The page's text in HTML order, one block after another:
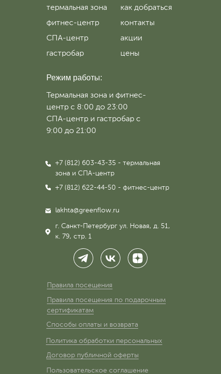
г. Санкт-Петербург ул. Новая, д. 51,
к. 79, стр. 1
lakhta@greenflow.ru
+7 (812) 603-43-35 - термальная
зона и СПА-центр
+7 (812) 622-44-50 - фитнес-центр
Пользовательское соглашение
Договор публичной оферты
Правила посещения по подарочным
сертификатам
Способы оплаты и возврата
Правила посещения
Политика обработки персональных
Режим работы:
Термальная зона и фитнес-
центр с 8:00 до 23:00
СПА-центр и гастробар с
9:00 до 21:00
цены
акции
контакты
как добраться
термальная зона
фитнес-центр
СПА-центр
гастробар